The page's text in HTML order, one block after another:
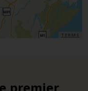
premier